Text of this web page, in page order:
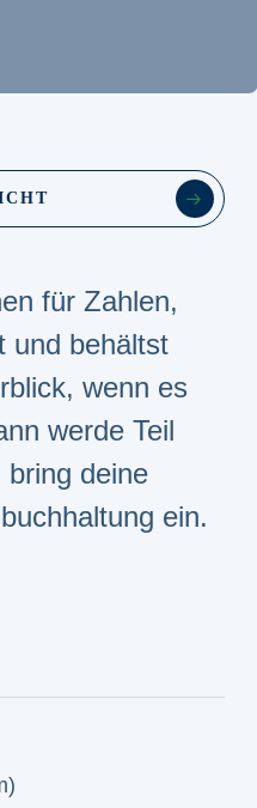
für Zahlen,
und behältst
wenn es
werde Teil
bring deine
ein.